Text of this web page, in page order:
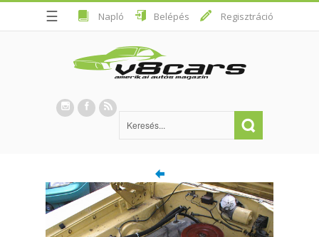
☰ Napló Belépés Regisztráció